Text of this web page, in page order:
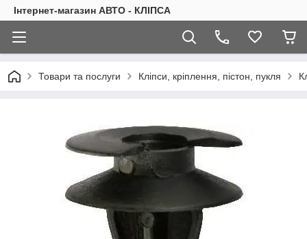
Інтернет-магазин АВТО - КЛІПСА
Товари та послуги Кліпси, кріплення, пістон, пукля